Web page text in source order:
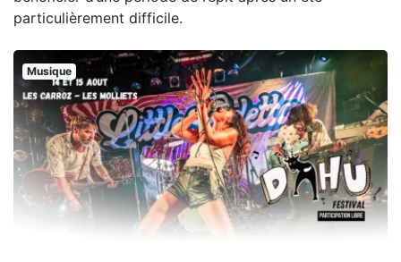
particulièrement difficile.
Musique